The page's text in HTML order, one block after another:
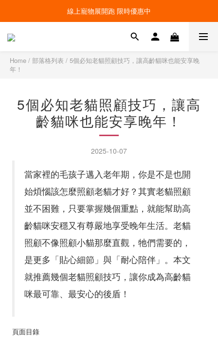
線上寵物展開跑 限時優惠中
線上寵物展開跑 限時優惠中
加入會員，現領100元購物金 ! 立即登入
Home / 部落格列表 / 5個必知老貓照顧技巧，讓高齡貓咪也能安享晚
年！
5個必知老貓照顧技巧，讓高
齡貓咪也能安享晚年！
2025-10-07
當家裡的毛孩子邁入老年期，你是不是也開
始煩惱該怎麼照顧老貓才好？其實老貓照顧
並不困難，只要掌握幾個重點，就能幫助高
齡貓咪安穩又有尊嚴地享受晚年生活。老貓
照顧不像照顧小貓那麼直觀，牠們需要的，
是更多「貼心細節」與「耐心陪伴」。本文
就推薦幾個老貓照顧技巧，讓你成為高齡貓
咪最可靠、最安心的後盾！
頁面目錄